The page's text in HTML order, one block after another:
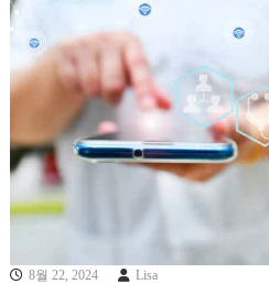
8월 22, 2024 Lisa